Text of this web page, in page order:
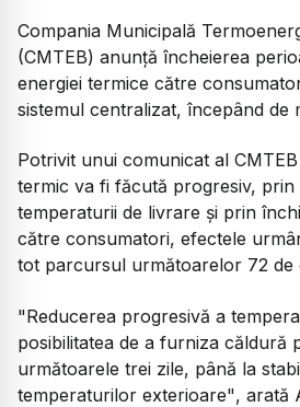
Compania Municipală
(CMTEB) anunţă încheierea
energiei termice către
sistemul centralizat, începând de
Potrivit unui comunicat al
termic va fi făcută progresiv, prin
temperaturii de livrare şi prin
către consumatori, efectele
tot parcursul următoarelor 72 de
"Reducerea progresivă a
posibilitatea de a furniza căldură
următoarele trei zile, până la
temperaturilor exterioare", arată